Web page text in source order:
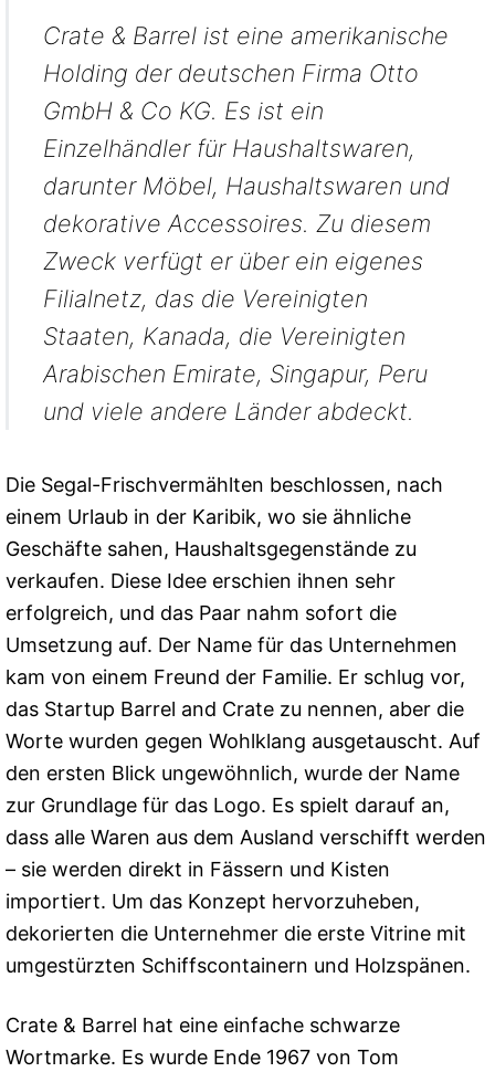
Crate & Barrel ist eine amerikanische
Holding der deutschen Firma Otto
GmbH & Co KG. Es ist ein
Einzelhändler für Haushaltswaren,
darunter Möbel, Haushaltswaren und
dekorative Accessoires. Zu diesem
Zweck verfügt er über ein eigenes
Filialnetz, das die Vereinigten
Staaten, Kanada, die Vereinigten
Arabischen Emirate, Singapur, Peru
und viele andere Länder abdeckt.
Die Segal-Frischvermählten beschlossen, nach
einem Urlaub in der Karibik, wo sie ähnliche
Geschäfte sahen, Haushaltsgegenstände zu
verkaufen. Diese Idee erschien ihnen sehr
erfolgreich, und das Paar nahm sofort die
Umsetzung auf. Der Name für das Unternehmen
kam von einem Freund der Familie. Er schlug vor,
das Startup Barrel and Crate zu nennen, aber die
Worte wurden gegen Wohlklang ausgetauscht. Auf
den ersten Blick ungewöhnlich, wurde der Name
zur Grundlage für das Logo. Es spielt darauf an,
dass alle Waren aus dem Ausland verschifft werden
– sie werden direkt in Fässern und Kisten
importiert. Um das Konzept hervorzuheben,
dekorierten die Unternehmer die erste Vitrine mit
umgestürzten Schiffscontainern und Holzspänen.
Crate & Barrel hat eine einfache schwarze
Wortmarke. Es wurde Ende 1967 von Tom